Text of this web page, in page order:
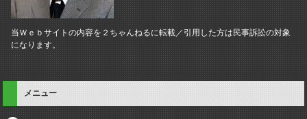
当Ｗｅｂサイトの内容を２ちゃんねるに転載／引用した方は民事訴訟の対象
になります。
メニュー